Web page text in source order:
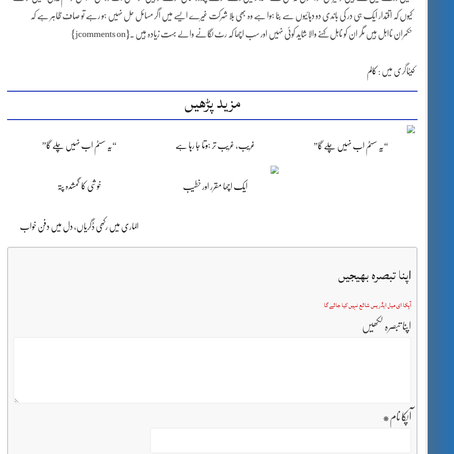
کیوں کہ اقتدار ایک ہی در کی باندی دو دہائیوں سے بنا ہوا ہے وہ بھی بلا شرکت غیرے ایسے میں اگر مسائل حل نہیں ہو رہے تو صاف ظاہر ہے کہ
حکمران نااہل ہیں مگر ان کو ناہل کہنے والا شاید کوئی نہیں اور سب اچھا کہ رٹ لگانے والے بہت زیادہ ہیں ۔{jcomments on}
کیٹاگری میں : کالم
مزید پڑھیں
“یہ سسٹم اب نہیں چلے گا” غریب، غریب تر ہوتا جا رہا ہے “یہ سسٹم اب نہیں چلے گا”
ایک اچھا مقرر اور خطیب خوشی کا گمشدہ پتہ
الماری میں رکھی ڈگریاں، دل میں دفن خواب
اپنا تبصرہ بھیجیں
آپکا ای میل ایڈریس شائع نہیں کیا جائے گا
اپنا تبصرہ لکھیں
آپکا نام *